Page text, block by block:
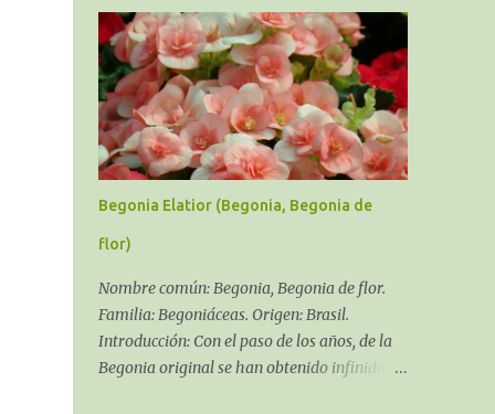
pueda dar en tu zona. Soporta la salinidad y
los fuertes
Begonia Elatior (Begonia, Begonia de
flor)
Nombre común: Begonia, Begonia de flor.
Familia: Begoniáceas. Origen: Brasil.
Introducción: Con el paso de los años, de la
Begonia original se han obtenido infinidad